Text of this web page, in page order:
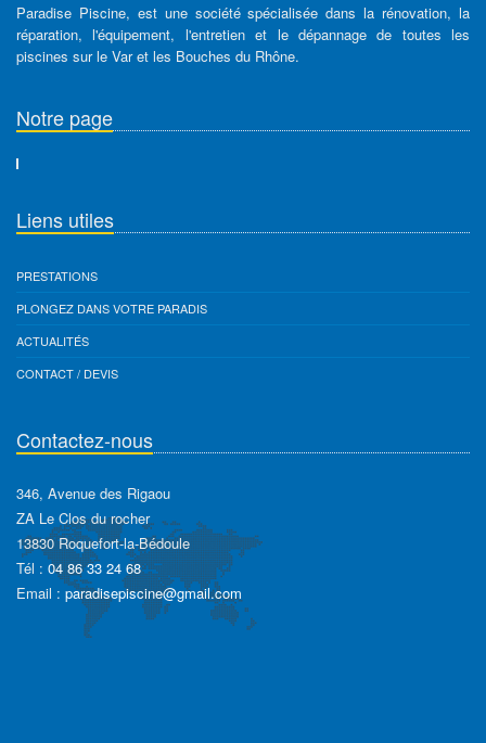
Paradise Piscine, est une société spécialisée dans la rénovation, la
réparation, l'équipement, l'entretien et le dépannage de toutes les
piscines sur le Var et les Bouches du Rhône.
Notre page
Liens utiles
PRESTATIONS
PLONGEZ DANS VOTRE PARADIS
ACTUALITÉS
CONTACT / DEVIS
Contactez-nous
346, Avenue des Rigaou
ZA Le Clos du rocher
13830 Roquefort-la-Bédoule
Tél : 04 86 33 24 68
Email : paradisepiscine@gmail.com